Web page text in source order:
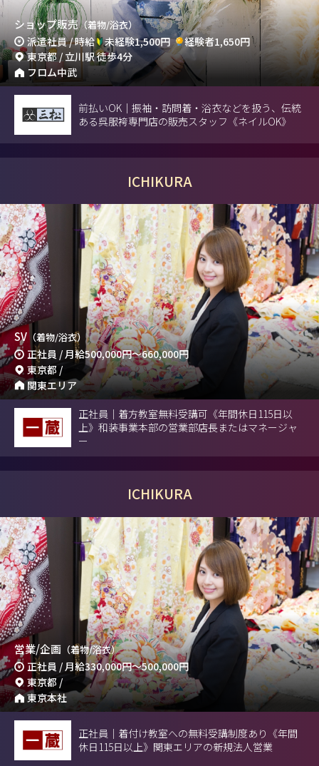
ショップ販売（着物/浴衣）
派遣社員 / 時給 未経験1,500円
経験者1,650円
東京都 / 立川駅 徒歩4分
フロム中武
前払いOK｜振袖・訪問着・浴衣などを扱う、伝統
ある呉服袴専門店の販売スタッフ《ネイルOK》
ICHIKURA
SV（着物/浴衣）
正社員 / 月給500,000円～660,000円
東京都 /
関東エリア
正社員｜着方教室無料受講可《年間休日115日以
上》和装事業本部の営業部店長またはマネージャ
ー
ICHIKURA
営業/企画 （着物/浴衣）
正社員 / 月給330,000円～500,000円
東京都 /
東京本社
正社員｜着付け教室への無料受講制度あり《年間
休日115日以上》関東エリアの新規法人営業